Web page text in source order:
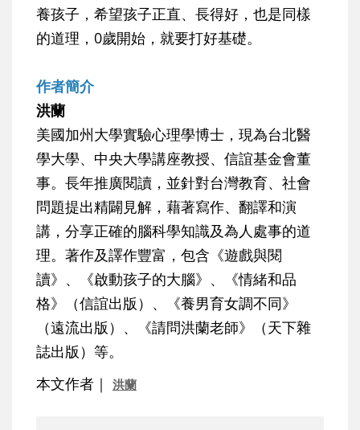
養孩子，希望孩子正直、長得好，也是同樣
的道理，0歲開始，就要打好基礎。
作者簡介
洪蘭
美國加州大學實驗心理學博士，現為台北醫
學大學、中央大學講座教授、信誼基金會董
事。長年推廣閱讀，並針對台灣教育、社會
問題提出精闢見解，藉著寫作、翻譯和演
講，分享正確的腦科學知識及為人處事的道
理。著作及譯作豐富，包含《遊戲與閱
讀》、《啟動孩子的大腦》、《情緒和品
格》（信誼出版）、《養男育女調不同》
（遠流出版）、《請問洪蘭老師》（天下雜
誌出版）等。
本文作者｜
洪蘭